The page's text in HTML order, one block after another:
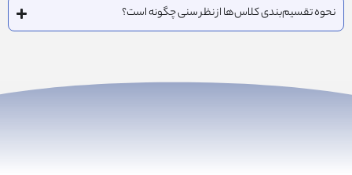
نحوه تقسیم‌بندی کلاس‌ها از نظر سنی چگونه است؟